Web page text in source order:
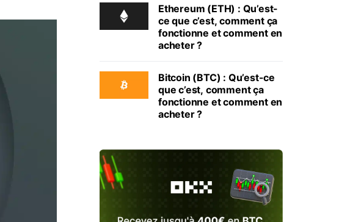
Ethereum (ETH) : Qu’est-
ce que c’est, comment ça
fonctionne et comment en
acheter ?
Bitcoin (BTC) : Qu’est-ce
que c’est, comment ça
fonctionne et comment en
acheter ?